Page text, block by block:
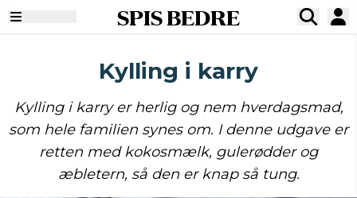
SPIS BEDRE
Kylling i karry
Kylling i karry er herlig og nem hverdagsmad,
som hele familien synes om. I denne udgave er
retten med kokosmælk, gulerødder og
æbletern, så den er knap så tung.